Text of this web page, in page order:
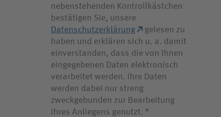
nebenstehenden Kontrollkästchen
bestätigen Sie, unsere
Datenschutzerklärung
gelesen zu
haben und erklären sich u. a. damit
einverstanden, dass die von Ihnen
eingegebenen Daten elektronisch
verarbeitet werden. Ihre Daten
werden dabei nur streng
zweckgebunden zur Bearbeitung
Ihres Anliegens genutzt.